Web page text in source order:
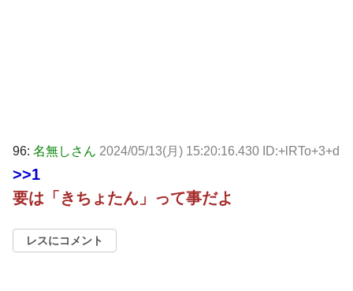
96: 名無しさん 2024/05/13(月) 15:20:16.430 ID:+lRTo+3+d
>>1
要は「きちょたん」って事だよ
レスにコメント